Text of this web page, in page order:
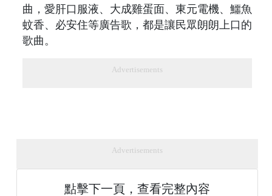
曲，愛肝口服液、大成雞蛋面、東元電機、鱷魚
蚊香、必安住等廣告歌，都是讓民眾朗朗上口的
歌曲。
Advertisements
Advertisements
點擊下一頁，查看完整內容